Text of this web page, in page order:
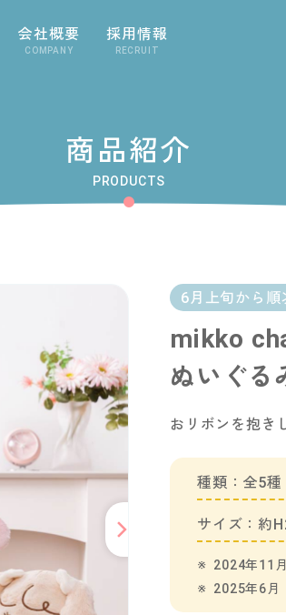
会社概要
COMPANY
採用情報
RECRUIT
商品紹介
PRODUCTS
6月上旬から順
mikko
ぬいぐる
おリボンを抱き
種類：全5種
サイズ：約
2024年11月
2025年6